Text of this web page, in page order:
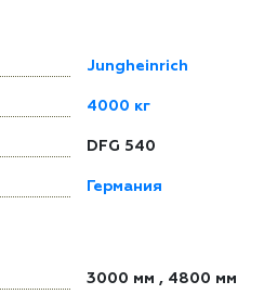
Jungheinrich
4000 кг
DFG 540
Германия
3000 мм , 4800 мм